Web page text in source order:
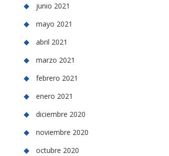
junio 2021
mayo 2021
abril 2021
marzo 2021
febrero 2021
enero 2021
diciembre 2020
noviembre 2020
octubre 2020